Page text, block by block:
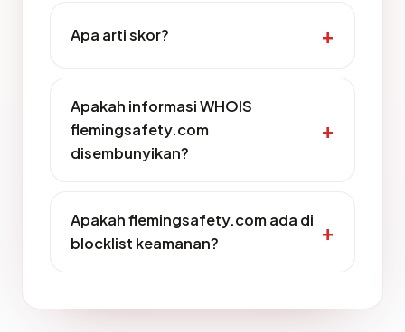
Apa arti skor?
Apakah informasi WHOIS
flemingsafety.com
disembunyikan?
Apakah flemingsafety.com ada di
blocklist keamanan?